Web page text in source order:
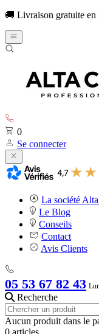
🚚 Livraison gratuite en
0
Se connecter
La société
Le Blog
Conseils
Contact
Avis Clients
05 53 67 82 43
Recherche
Aucun produit dans le
0 articles